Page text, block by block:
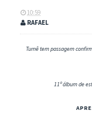
10:59
RAFAEL
Turnê tem passagem
11º álbum de